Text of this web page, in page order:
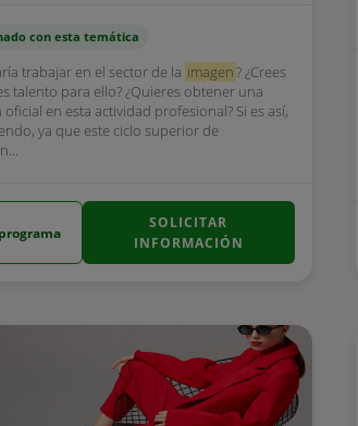
con esta temática
trabajar en el sector de la imagen? ¿Crees
talento para ello? ¿Quieres obtener una
en esta actividad profesional? Si es así,
ya que este ciclo superior de
SOLICITAR
INFORMACIÓN